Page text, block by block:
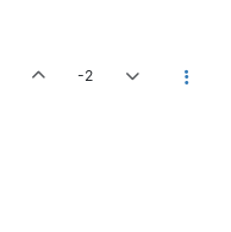
-2